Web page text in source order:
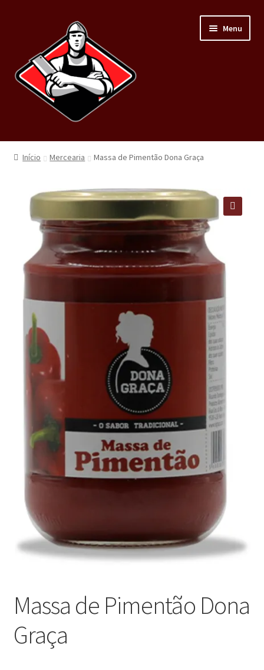
Menu
Home
Carnes
Minha conta
Outras questões
Condições de entrega
Receitas
Início Mercearia Massa de Pimentão Dona Graça
Massa de Pimentão Dona
Graça